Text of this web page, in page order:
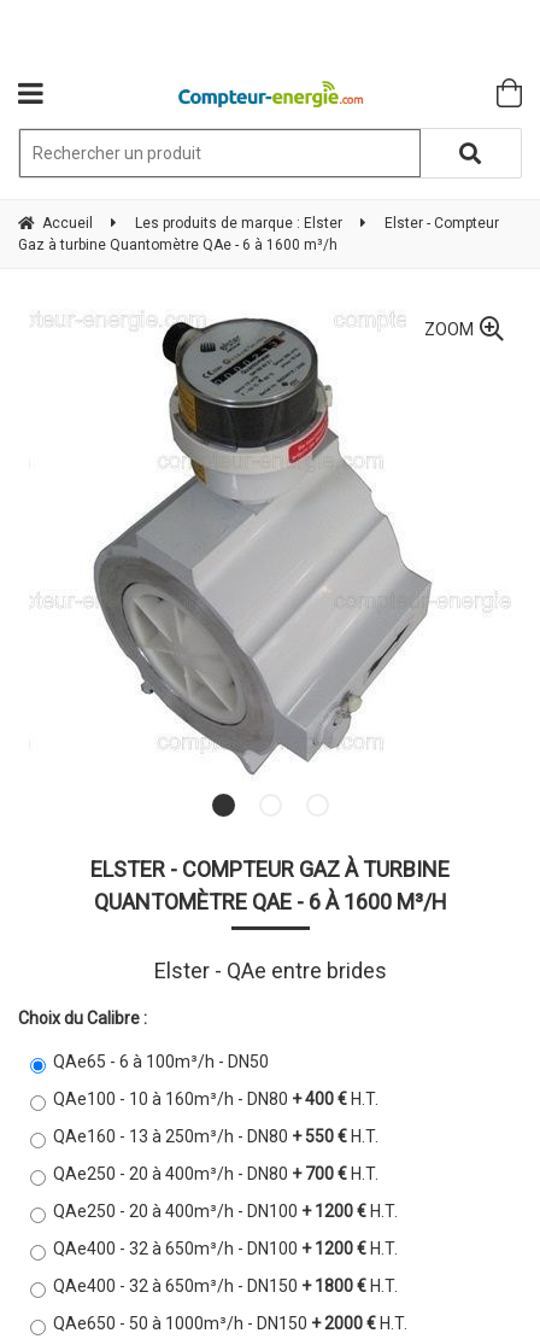
Accueil Les produits de marque : Elster
Elster - Compteur
Gaz à turbine Quantomètre QAe - 6 à 1600 m³/h
ZOOM
ELSTER - COMPTEUR GAZ À TURBINE
QUANTOMÈTRE QAE - 6 À 1600 M³/H
Elster - QAe entre brides
Choix du Calibre :
QAe65 - 6 à 100m³/h - DN50
QAe100 - 10 à 160m³/h - DN80 + 400 € H.T.
QAe160 - 13 à 250m³/h - DN80 + 550 € H.T.
QAe250 - 20 à 400m³/h - DN80 + 700 € H.T.
QAe250 - 20 à 400m³/h - DN100 + 1200 € H.T.
QAe400 - 32 à 650m³/h - DN100 + 1200 € H.T.
QAe400 - 32 à 650m³/h - DN150 + 1800 € H.T.
QAe650 - 50 à 1000m³/h - DN150 + 2000 € H.T.